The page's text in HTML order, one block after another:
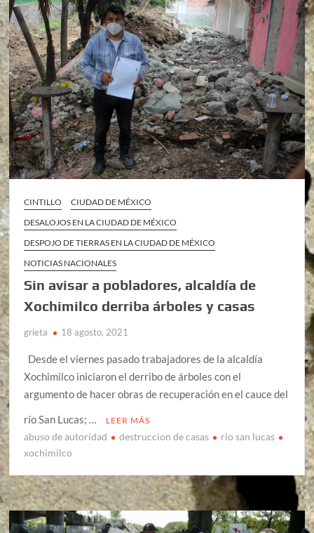
CINTILLO
CIUDAD DE MÉXICO
DESALOJOS EN LA CIUDAD DE MÉXICO
DESPOJO DE TIERRAS EN LA CIUDAD DE MÉXICO
NOTICIAS NACIONALES
Sin avisar a pobladores, alcaldía de
Xochimilco derriba árboles y casas
grieta 18 agosto, 2021
Desde el viernes pasado trabajadores de la alcaldía
Xochimilco iniciaron el derribo de árboles con el
argumento de hacer obras de recuperación en el cauce del
río San Lucas; …
LEER MÁS
abuso de autoridad destruccion de casas
rio san lucas
xochimilco